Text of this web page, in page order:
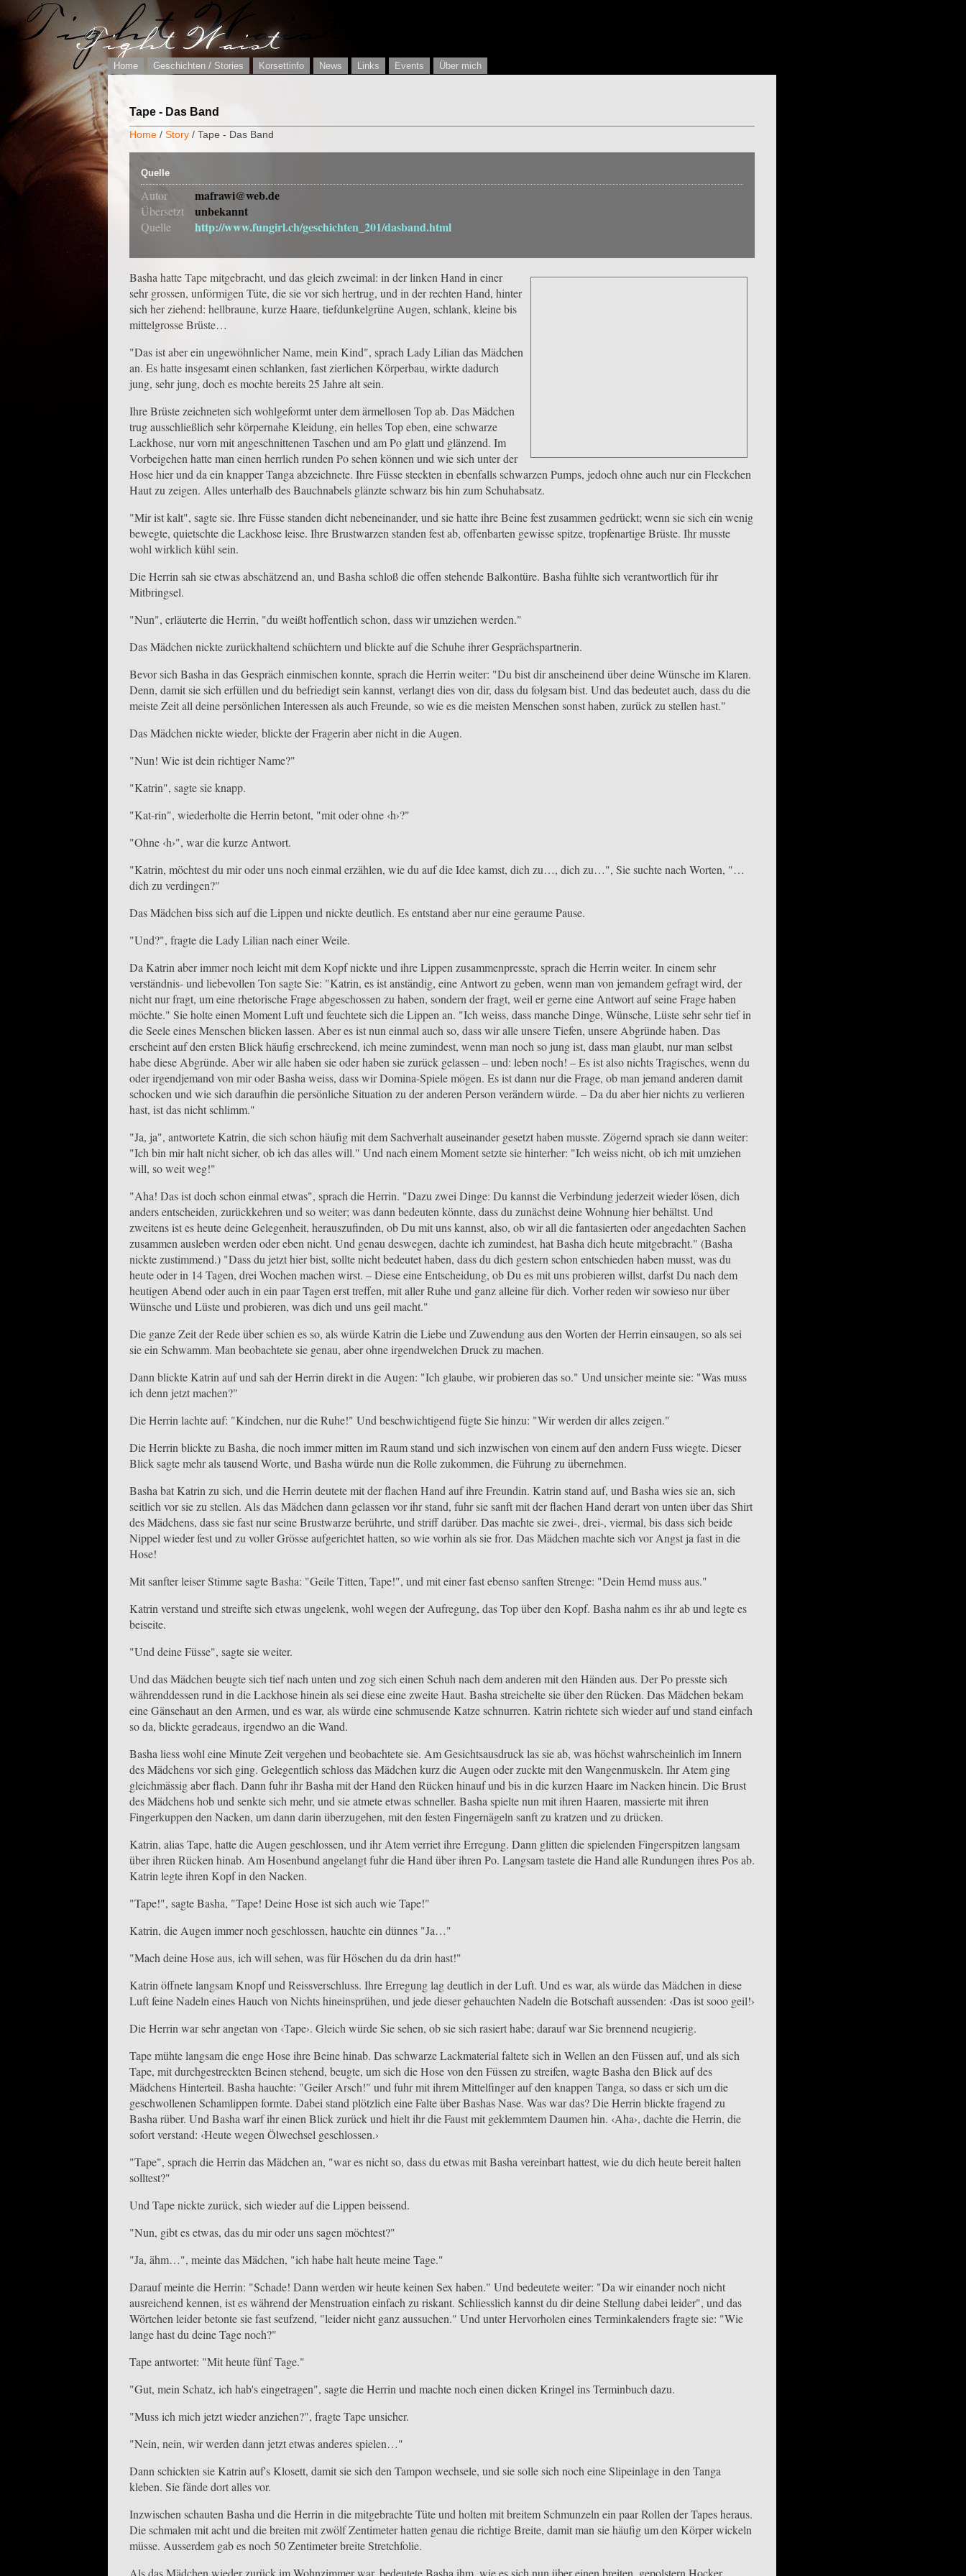
Home Geschichten / Stories Korsettinfo News Links Events Über mich
Tape - Das Band
Home / Story / Tape - Das Band
Quelle
Autor mafrawi@web.de
Übersetzt unbekannt
Quelle http://www.fungirl.ch/geschichten_201/dasband.html
Basha hatte Tape mitgebracht, und das gleich zweimal: in der linken Hand in einer
sehr grossen, unförmigen Tüte, die sie vor sich hertrug, und in der rechten Hand, hinter
sich her ziehend: hellbraune, kurze Haare, tiefdunkelgrüne Augen, schlank, kleine bis
mittelgrosse Brüste…
"Das ist aber ein ungewöhnlicher Name, mein Kind", sprach Lady Lilian das Mädchen
an. Es hatte insgesamt einen schlanken, fast zierlichen Körperbau, wirkte dadurch
jung, sehr jung, doch es mochte bereits 25 Jahre alt sein.
Ihre Brüste zeichneten sich wohlgeformt unter dem ärmellosen Top ab. Das Mädchen
trug ausschließlich sehr körpernahe Kleidung, ein helles Top eben, eine schwarze
Lackhose, nur vorn mit an­geschnittenen Taschen und am Po glatt und glänzend. Im
Vorbeigehen hatte man einen herrlich runden Po sehen können und wie sich unter der
Hose hier und da ein knapper Tanga ab­zeichnete. Ihre Füsse steckten in ebenfalls schwarzen Pumps, jedoch ohne auch nur ein Fleckchen
Haut zu zeigen. Alles unterhalb des Bauchnabels glänzte schwarz bis hin zum Schuhabsatz.
"Mir ist kalt", sagte sie. Ihre Füsse standen dicht nebeneinander, und sie hatte ihre Beine fest zusammen gedrückt; wenn sie sich ein wenig
bewegte, quietschte die Lackhose leise. Ihre Brustwarzen standen fest ab, offenbarten gewisse spitze, tropfenartige Brüste. Ihr musste
wohl wirklich kühl sein.
Die Herrin sah sie etwas abschätzend an, und Basha schloß die offen stehende Balkontüre. Basha fühlte sich verantwortlich für ihr
Mitbringsel.
"Nun", erläuterte die Herrin, "du weißt hoffentlich schon, dass wir umziehen werden."
Das Mädchen nickte zurückhaltend schüchtern und blickte auf die Schuhe ihrer Gesprächspartnerin.
Bevor sich Basha in das Gespräch einmischen konnte, sprach die Herrin weiter: "Du bist dir anscheinend über deine Wünsche im Klaren.
Denn, damit sie sich erfüllen und du befriedigt sein kannst, verlangt dies von dir, dass du folgsam bist. Und das bedeutet auch, dass du die
meiste Zeit all deine persönlichen Interessen als auch Freunde, so wie es die meisten Menschen sonst haben, zurück zu stellen hast."
Das Mädchen nickte wieder, blickte der Fragerin aber nicht in die Augen.
"Nun! Wie ist dein richtiger Name?"
"Katrin", sagte sie knapp.
"Kat-rin", wiederholte die Herrin betont, "mit oder ohne ‹h›?"
"Ohne ‹h›", war die kurze Antwort.
"Katrin, möchtest du mir oder uns noch einmal erzählen, wie du auf die Idee kamst, dich zu…, dich zu…", Sie suchte nach Worten, "…
dich zu verdingen?"
Das Mädchen biss sich auf die Lippen und nickte deutlich. Es entstand aber nur eine geraume Pause.
"Und?", fragte die Lady Lilian nach einer Weile.
Da Katrin aber immer noch leicht mit dem Kopf nickte und ihre Lippen zusammenpresste, sprach die Herrin weiter. In einem sehr
verständnis- und liebevollen Ton sagte Sie: "Katrin, es ist anständig, eine Antwort zu geben, wenn man von jemandem gefragt wird, der
nicht nur fragt, um eine rhetorische Frage abgeschossen zu haben, sondern der fragt, weil er gerne eine Antwort auf seine Frage haben
möchte." Sie holte einen Moment Luft und feuchtete sich die Lippen an. "Ich weiss, dass manche Dinge, Wünsche, Lüste sehr sehr tief in
die Seele eines Menschen blicken lassen. Aber es ist nun einmal auch so, dass wir alle unsere Tiefen, unsere Abgründe haben. Das
erscheint auf den ersten Blick häufig erschreckend, ich meine zumindest, wenn man noch so jung ist, dass man glaubt, nur man selbst
habe diese Abgründe. Aber wir alle haben sie oder haben sie zurück gelassen – und: leben noch! – Es ist also nichts Tragisches, wenn du
oder irgendjemand von mir oder Basha weiss, dass wir Domina-Spiele mögen. Es ist dann nur die Frage, ob man jemand anderen damit
schocken und wie sich daraufhin die persönliche Situation zu der anderen Person verändern würde. – Da du aber hier nichts zu verlieren
hast, ist das nicht schlimm."
"Ja, ja", antwortete Katrin, die sich schon häufig mit dem Sachverhalt auseinander gesetzt haben musste. Zögernd sprach sie dann weiter:
"Ich bin mir halt nicht sicher, ob ich das alles will." Und nach einem Moment setzte sie hinterher: "Ich weiss nicht, ob ich mit umziehen
will, so weit weg!"
"Aha! Das ist doch schon einmal etwas", sprach die Herrin. "Dazu zwei Dinge: Du kannst die Verbindung jederzeit wieder lösen, dich
anders entscheiden, zurückkehren und so weiter; was dann bedeuten könnte, dass du zunächst deine Wohnung hier behältst. Und
zweitens ist es heute deine Gelegenheit, herauszufinden, ob Du mit uns kannst, also, ob wir all die fantasierten oder angedachten Sachen
zusammen ausleben werden oder eben nicht. Und genau deswegen, dachte ich zumindest, hat Basha dich heute mitgebracht." (Basha
nickte zustimmend.) "Dass du jetzt hier bist, sollte nicht bedeutet haben, dass du dich gestern schon entschieden haben musst, was du
heute oder in 14 Tagen, drei Wochen machen wirst. – Diese eine Entscheidung, ob Du es mit uns probieren willst, darfst Du nach dem
heutigen Abend oder auch in ein paar Tagen erst treffen, mit aller Ruhe und ganz alleine für dich. Vorher reden wir sowieso nur über
Wünsche und Lüste und probieren, was dich und uns geil macht."
Die ganze Zeit der Rede über schien es so, als würde Katrin die Liebe und Zuwendung aus den Worten der Herrin einsaugen, so als sei
sie ein Schwamm. Man beobachtete sie genau, aber ohne irgendwelchen Druck zu machen.
Dann blickte Katrin auf und sah der Herrin direkt in die Augen: "Ich glaube, wir probieren das so." Und unsicher meinte sie: "Was muss
ich denn jetzt machen?"
Die Herrin lachte auf: "Kindchen, nur die Ruhe!" Und beschwichtigend fügte Sie hinzu: "Wir werden dir alles zeigen."
Die Herrin blickte zu Basha, die noch immer mitten im Raum stand und sich inzwischen von einem auf den andern Fuss wiegte. Dieser
Blick sagte mehr als tausend Worte, und Basha würde nun die Rolle zukommen, die Führung zu übernehmen.
Basha bat Katrin zu sich, und die Herrin deutete mit der flachen Hand auf ihre Freundin. Katrin stand auf, und Basha wies sie an, sich
seitlich vor sie zu stellen. Als das Mädchen dann gelassen vor ihr stand, fuhr sie sanft mit der flachen Hand derart von unten über das Shirt
des Mädchens, dass sie fast nur seine Brustwarze berührte, und striff darüber. Das machte sie zwei-, drei-, viermal, bis dass sich beide
Nippel wieder fest und zu voller Grösse aufgerichtet hatten, so wie vorhin als sie fror. Das Mädchen machte sich vor Angst ja fast in die
Hose!
Mit sanfter leiser Stimme sagte Basha: "Geile Titten, Tape!", und mit einer fast ebenso sanften Strenge: "Dein Hemd muss aus."
Katrin verstand und streifte sich etwas ungelenk, wohl wegen der Aufregung, das Top über den Kopf. Basha nahm es ihr ab und legte es
beiseite.
"Und deine Füsse", sagte sie weiter.
Und das Mädchen beugte sich tief nach unten und zog sich einen Schuh nach dem anderen mit den Händen aus. Der Po presste sich
währenddessen rund in die Lackhose hinein als sei diese eine zweite Haut. Basha streichelte sie über den Rücken. Das Mädchen bekam
eine Gänsehaut an den Armen, und es war, als würde eine schmusende Katze schnurren. Katrin richtete sich wieder auf und stand einfach
so da, blickte geradeaus, irgendwo an die Wand.
Basha liess wohl eine Minute Zeit vergehen und beobachtete sie. Am Gesichtsausdruck las sie ab, was höchst wahrscheinlich im Innern
des Mädchens vor sich ging. Gelegentlich schloss das Mädchen kurz die Augen oder zuckte mit den Wangenmuskeln. Ihr Atem ging
gleichmässig aber flach. Dann fuhr ihr Basha mit der Hand den Rücken hinauf und bis in die kurzen Haare im Nacken hinein. Die Brust
des Mädchens hob und senkte sich mehr, und sie atmete etwas schneller. Basha spielte nun mit ihren Haaren, massierte mit ihren
Fingerkuppen den Nacken, um dann darin überzugehen, mit den festen Fingernägeln sanft zu kratzen und zu drücken.
Katrin, alias Tape, hatte die Augen geschlossen, und ihr Atem verriet ihre Erregung. Dann glitten die spielenden Fingerspitzen langsam
über ihren Rücken hinab. Am Hosenbund angelangt fuhr die Hand über ihren Po. Langsam tastete die Hand alle Rundungen ihres Pos ab.
Katrin legte ihren Kopf in den Nacken.
"Tape!", sagte Basha, "Tape! Deine Hose ist sich auch wie Tape!"
Katrin, die Augen immer noch geschlossen, hauchte ein dünnes "Ja…"
"Mach deine Hose aus, ich will sehen, was für Höschen du da drin hast!"
Katrin öffnete langsam Knopf und Reissverschluss. Ihre Erregung lag deutlich in der Luft. Und es war, als würde das Mädchen in diese
Luft feine Nadeln eines Hauch von Nichts hineinsprühen, und jede dieser gehauchten Nadeln die Botschaft aussenden: ‹Das ist sooo geil!›
Die Herrin war sehr angetan von ‹Tape›. Gleich würde Sie sehen, ob sie sich rasiert habe; darauf war Sie brennend neugierig.
Tape mühte langsam die enge Hose ihre Beine hinab. Das schwarze Lackmaterial faltete sich in Wellen an den Füssen auf, und als sich
Tape, mit durchgestreckten Beinen stehend, beugte, um sich die Hose von den Füssen zu streifen, wagte Basha den Blick auf des
Mädchens Hinterteil. Basha hauchte: "Geiler Arsch!" und fuhr mit ihrem Mittelfinger auf den knappen Tanga, so dass er sich um die
geschwollenen Schamlippen formte. Dabei stand plötzlich eine Falte über Bashas Nase. Was war das? Die Herrin blickte fragend zu
Basha rüber. Und Basha warf ihr einen Blick zurück und hielt ihr die Faust mit geklemmtem Daumen hin. ‹Aha›, dachte die Herrin, die
sofort verstand: ‹Heute wegen Ölwechsel geschlossen.›
"Tape", sprach die Herrin das Mädchen an, "war es nicht so, dass du etwas mit Basha vereinbart hattest, wie du dich heute bereit halten
solltest?"
Und Tape nickte zurück, sich wieder auf die Lippen beissend.
"Nun, gibt es etwas, das du mir oder uns sagen möchtest?"
"Ja, ähm…", meinte das Mädchen, "ich habe halt heute meine Tage."
Darauf meinte die Herrin: "Schade! Dann werden wir heute keinen Sex haben." Und bedeutete weiter: "Da wir einander noch nicht
ausreichend kennen, ist es während der Menstruation einfach zu riskant. Schliesslich kannst du dir deine Stellung dabei leider", und das
Wörtchen leider betonte sie fast seufzend, "leider nicht ganz aussuchen." Und unter Hervorholen eines Terminkalenders fragte sie: "Wie
lange hast du deine Tage noch?"
Tape antwortet: "Mit heute fünf Tage."
"Gut, mein Schatz, ich hab's eingetragen", sagte die Herrin und machte noch einen dicken Kringel ins Terminbuch dazu.
"Muss ich mich jetzt wieder anziehen?", fragte Tape unsicher.
"Nein, nein, wir werden dann jetzt etwas anderes spielen…"
Dann schickten sie Katrin auf's Klosett, damit sie sich den Tampon wechsele, und sie solle sich noch eine Slipeinlage in den Tanga
kleben. Sie fände dort alles vor.
Inzwischen schauten Basha und die Herrin in die mitgebrachte Tüte und holten mit breitem Schmunzeln ein paar Rollen der Tapes heraus.
Die schmalen mit acht und die breiten mit zwölf Zentimeter hatten genau die richtige Breite, damit man sie häufig um den Körper wickeln
müsse. Ausserdem gab es noch 50 Zentimeter breite Stretchfolie.
Als das Mädchen wieder zurück im Wohnzimmer war, bedeutete Basha ihm, wie es sich nun über einen breiten, gepolstern Hocker